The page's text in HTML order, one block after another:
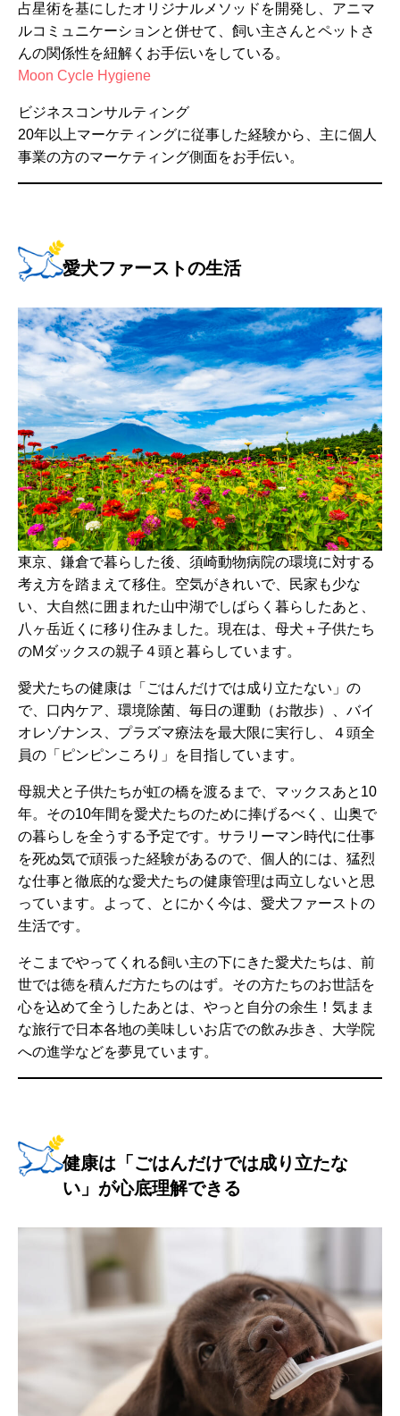
占星術を基にしたオリジナルメソッドを開発し、アニマ
ルコミュニケーションと併せて、飼い主さんとペットさ
んの関係性を紐解くお手伝いをしている。
Moon Cycle Hygiene
ビジネスコンサルティング
20年以上マーケティングに従事した経験から、主に個人
事業の方のマーケティング側面をお手伝い。
愛犬ファーストの生活
東京、鎌倉で暮らした後、須崎動物病院の環境に対する
考え方を踏まえて移住。空気がきれいで、民家も少な
い、大自然に囲まれた山中湖でしばらく暮らしたあと、
八ヶ岳近くに移り住みました。現在は、母犬＋子供たち
のMダックスの親子４頭と暮らしています。
愛犬たちの健康は「ごはんだけでは成り立たない」の
で、口内ケア、環境除菌、毎日の運動（お散歩）、バイ
オレゾナンス、プラズマ療法を最大限に実行し、４頭全
員の「ピンピンころり」を目指しています。
母親犬と子供たちが虹の橋を渡るまで、マックスあと10
年。その10年間を愛犬たちのために捧げるべく、山奥で
の暮らしを全うする予定です。サラリーマン時代に仕事
を死ぬ気で頑張った経験があるので、個人的には、猛烈
な仕事と徹底的な愛犬たちの健康管理は両立しないと思
っています。よって、とにかく今は、愛犬ファーストの
生活です。
そこまでやってくれる飼い主の下にきた愛犬たちは、前
世では徳を積んだ方たちのはず。その方たちのお世話を
心を込めて全うしたあとは、やっと自分の余生！気まま
な旅行で日本各地の美味しいお店での飲み歩き、大学院
への進学などを夢見ています。
健康は「ごはんだけでは成り立たな
い」が心底理解できる